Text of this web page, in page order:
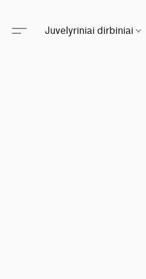
Juvelyriniai dirbiniai